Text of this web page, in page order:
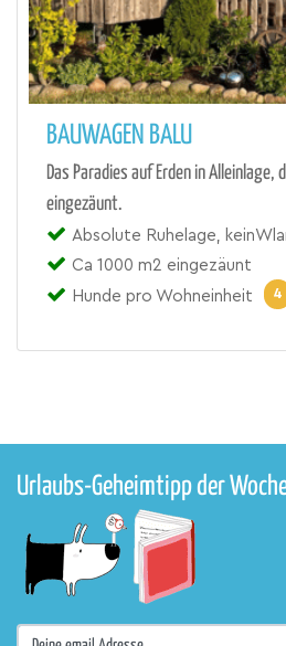
BAUWAGEN BALU
Das Paradies auf Erden in
eingezäunt.
Absolute Ruhelage,
Ca 1000 m2 eingezäunt
Hunde pro Wohneinheit
4
Urlaubs-Geheimtipp der